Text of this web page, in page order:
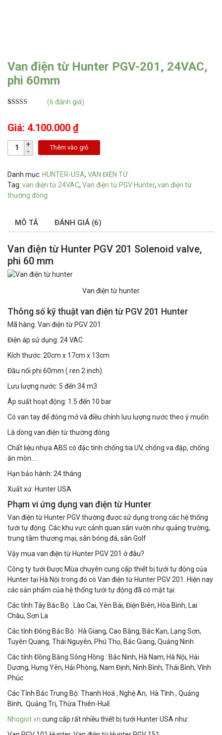
Van điện từ Hunter PGV-201, 24VAC,
phi 60mm
đánh giá
(6 đánh giá)
Giá: 4.100.000 ₫
Thêm vào giỏ
Danh mục: HUNTER-USA, VAN ĐIỆN TỪ
Tag: van điện từ 24VAC, Van điện từ PGV Hunter, van điện từ
thường đóng
MÔ TẢ ĐÁNH GIÁ (6)
Van điện từ Hunter PGV 201 Solenoid valve,
phi 60 mm
Van điện từ hunter
Thông số kỹ thuật van điện từ PGV 201 Hunter
Mã hàng: Van điện từ PGV 201
Điện áp sử dụng: 24 VAC
Kích thước: 20cm x 17cm x 13cm
Đầu nối phi 60mm ( ren 2 inch)
Lưu lượng nước: 5 đến 34 m3
Áp suất hoạt động: 1.5 đến 10 bar
Có van tay để đóng mở và điều chỉnh lưu lượng nước theo ý muốn
Là dòng van điện từ thường đóng
Chất liệu nhựa ABS có đặc tính chống tia UV, chống va đập, chống
ăn mòn….
Hạn bảo hành: 24 tháng
Xuất xứ: Hunter USA
Phạm vi ứng dụng van điện từ Hunter
Van điện từ Hunter PGV thường được sử dụng trong các hệ thống
tưới tự động. Các khu vực cảnh quan sân vườn như quảng trường,
trung tâm thương mại, sân bóng đá, sân Golf
Vậy mua van điện từ Hunter PGV 201 ở đâu?
Công ty tưới Được Mùa chuyên cung cấp thiết bị tưới tự động của
Hunter tại Hà Nội trong đó có Van điện từ Hunter PGV 201. Hiện nay
các sản phẩm của hệ thống tưới tự động đã có mặt tại:
Các tỉnh Tây Bắc Bộ : Lào Cai, Yên Bái, Điện Biên, Hòa Bình, Lai
Châu, Sơn La
Các tỉnh Đông Bắc Bộ : Hà Giang, Cao Bằng, Bắc Kạn, Lạng Sơn,
Tuyên Quang, Thái Nguyên, Phú Thọ, Bắc Giang, Quảng Ninh
Các tỉnh Đồng Bằng Sông Hồng : Bắc Ninh, Hà Nam, Hà Nội, Hải
Dương, Hưng Yên, Hải Phòng, Nam Định, Ninh Bình, Thái Bình, Vĩnh
Phúc
Các Tỉnh Bắc Trung Bộ: Thanh Hoá , Nghệ An, Hà Tĩnh , Quảng
Bình, Quảng Trị, Thừa Thiên-Huế.
Nhogiot.vn cung cấp rất nhiều thiết bị tưới Hunter USA như: